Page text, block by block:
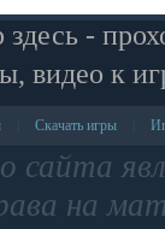
-
видео к
Скачать игры
сайта
на